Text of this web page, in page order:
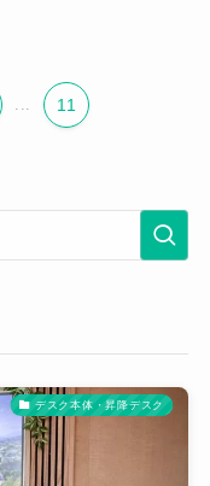
11
デスク本体・昇降デスク